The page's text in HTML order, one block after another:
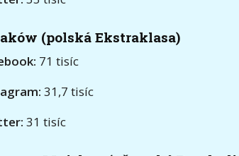
(polská Ekstraklasa)
71 tisíc
31,7 tisíc
31 tisíc